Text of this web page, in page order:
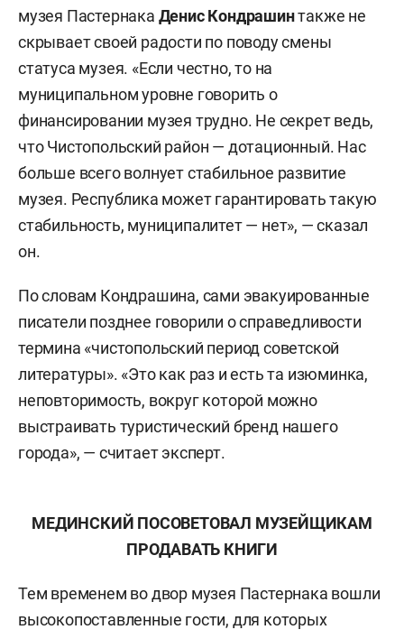
музея Пастернака Денис Кондрашинтакже не
скрывает своей радости по поводу смены
статуса музея. «Если честно, то на
муниципальном уровне говорить о
финансировании музея трудно. Не секрет ведь,
что Чистопольский район — дотационный. Нас
больше всего волнует стабильное развитие
музея. Республика может гарантировать такую
стабильность, муниципалитет — нет», — сказал
он.
По словам Кондрашина, сами эвакуированные
писатели позднее говорили о справедливости
термина «чистопольский период советской
литературы». «Это как раз и есть та изюминка,
неповторимость, вокруг которой можно
выстраивать туристический бренд нашего
города», — считает эксперт.
МЕДИНСКИЙ ПОСОВЕТОВАЛ МУЗЕЙЩИКАМ
ПРОДАВАТЬ КНИГИ
Тем временем во двор музея Пастернака вошли
высокопоставленные гости, для которых